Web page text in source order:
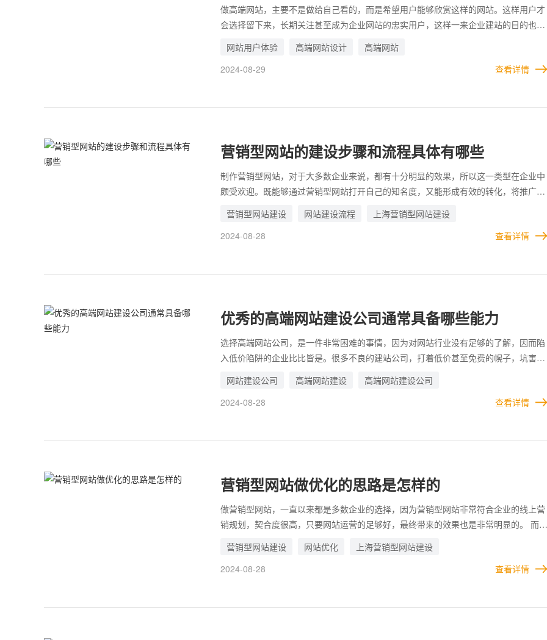
览体验
做高端网站，主要不是做给自己看的，而是希望用户能够欣赏这样的网站。这样用户才
会选择留下来，长期关注甚至成为企业网站的忠实用户，这样一来企业建站的目的也就
网站每次打开都很慢，绝对会引起用户的反感，不可能会再次出现。而像类似的因素，
还有很多。 那么，如何设计制作企业的高端网站，才能从根本上提升用户的访问体验?
网站用户体验 高端网站设计
高端网站
2024-08-29
查看详情
营销型网站的建设步骤和流程具体有哪些
制作营销型网站，对于大多数企业来说，都有十分明显的效果，所以这一类型在企业中
颇受欢迎。既能够通过营销型网站打开自己的知名度，又能形成有效的转化，将推广引
站点的建设流程和步骤。
营销型网站建设 网站建设流程
上海营销型网站建设
2024-08-28
查看详情
优秀的高端网站建设公司通常具备哪些能力
选择高端网站公司，是一件非常困难的事情，因为对网站行业没有足够的了解，因而陷
入低价陷阱的企业比比皆是。很多不良的建站公司，打着低价甚至免费的幌子，坑害各
亏，多对比多总结，总是好的。可以通过各种条件去筛选，也可以根据优秀建站公司所
具备的能力，来进行辨别。
网站建设公司 高端网站建设
高端网站建设公司
2024-08-28
查看详情
营销型网站做优化的思路是怎样的
做营销型网站，一直以来都是多数企业的选择，因为营销型网站非常符合企业的线上营
销规划，契合度很高，只要网站运营的足够好，最终带来的效果也是非常明显的。 而要
的优化步骤，这样才能把网站打磨的更加精细和高端，效果也更好。
营销型网站建设 网站优化
上海营销型网站建设
2024-08-28
查看详情